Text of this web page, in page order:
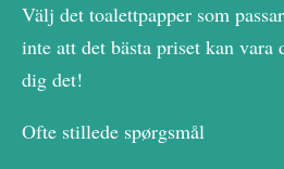
Välj det toalettpapper som
inte att det bästa priset kan
dig det!
Ofte stillede spørgsmål